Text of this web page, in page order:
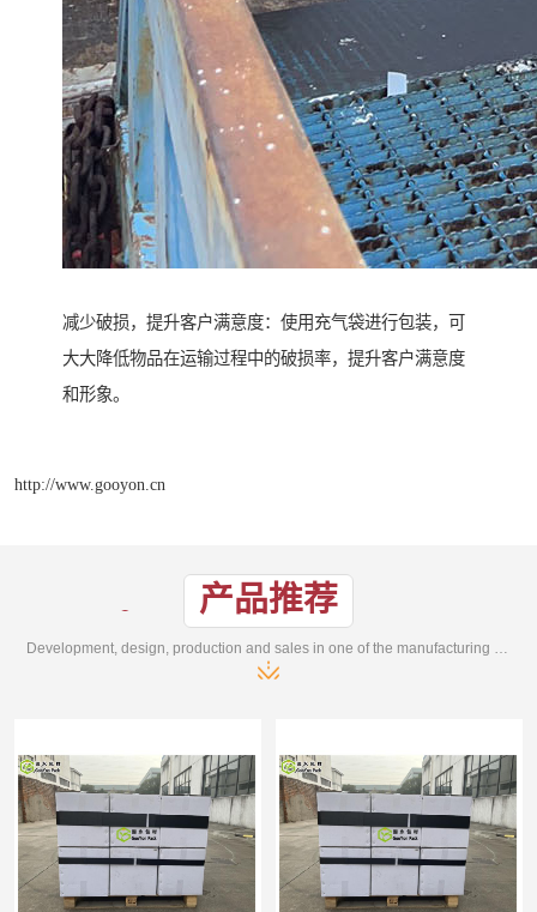
减少破损，提升客户满意度：使用充气袋进行包装，可
大大降低物品在运输过程中的破损率，提升客户满意度
和形象。
http://www.gooyon.cn
产品推荐